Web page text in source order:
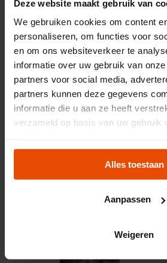
Deze website maakt gebruik van
We gebruiken cookies om content
personaliseren, om functies voor
en om ons websiteverkeer te
informatie over uw gebruik van
partners voor social media,
partners kunnen deze gegevens
informatie die u aan ze heeft
verzameld op basis van uw gebruik
Alles toestaan
Aanpassen
Weigeren
Dies gilt nur für Mitteilungen zur
Museum. Die Angabe von "Maritiem
und der Name des Fotografen sind
Vervielfältigung oder kommerzielle
ist nicht gestattet. Bitte wenden Sie
jeweiligen Fotografen.
Fotografie: Rutger Prins/
Download